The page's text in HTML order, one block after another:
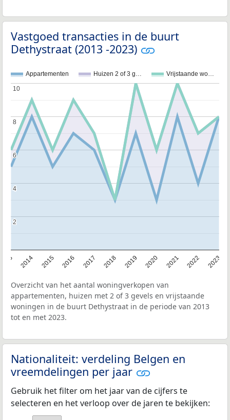
Vastgoed transacties in de buurt
Dethystraat (2013 -2023)
Appartementen Huizen 2 of 3 g… Vrijstaande wo…
2014 2015 2016 2017 2018 2019 2020 2021 2022 2023
2
2
4
4
6
6
8
8
10
10
Overzicht van het aantal woningverkopen van
appartementen, huizen met 2 of 3 gevels en vrijstaande
woningen in de buurt Dethystraat in de periode van 2013
tot en met 2023.
Nationaliteit: verdeling Belgen en
vreemdelingen per jaar
Gebruik het filter om het jaar van de cijfers te
selecteren en het verloop over de jaren te bekijken: